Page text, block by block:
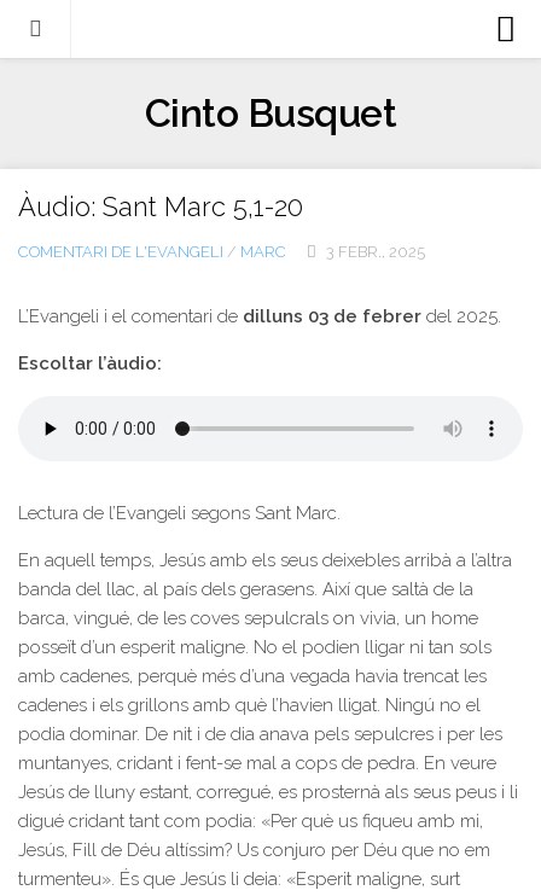
Llibres
Escrits-articles
Notícies
Contacte
Cinto Busquet
Àudio: Sant Marc 5,1-20
COMENTARI DE L'EVANGELI / MARC 3 FEBR., 2025
L’Evangeli i el comentari de dilluns 03 de febrer del 2025.
Escoltar l’àudio:
Lectura de l’Evangeli segons Sant Marc.
En aquell temps, Jesús amb els seus deixebles arribà a l’altra
banda del llac, al país dels gerasens. Així que saltà de la
barca, vingué, de les coves sepulcrals on vivia, un home
posseït d’un esperit maligne. No el podien lligar ni tan sols
amb cadenes, perquè més d’una vegada havia trencat les
cadenes i els grillons amb què l’havien lligat. Ningú no el
podia dominar. De nit i de dia anava pels sepulcres i per les
muntanyes, cridant i fent-se mal a cops de pedra. En veure
Jesús de lluny estant, corregué, es prosternà als seus peus i li
digué cridant tant com podia: «Per què us fiqueu amb mi,
Jesús, Fill de Déu altíssim? Us conjuro per Déu que no em
turmenteu». És que Jesús li deia: «Esperit maligne, surt